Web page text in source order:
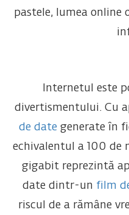
pastele, lumea online
Internetul este
divertismentului. Cu
de dategenerate în
echivalentul a 100 de
gigabit reprezintă
date dintr-un film
riscul de a rămâne